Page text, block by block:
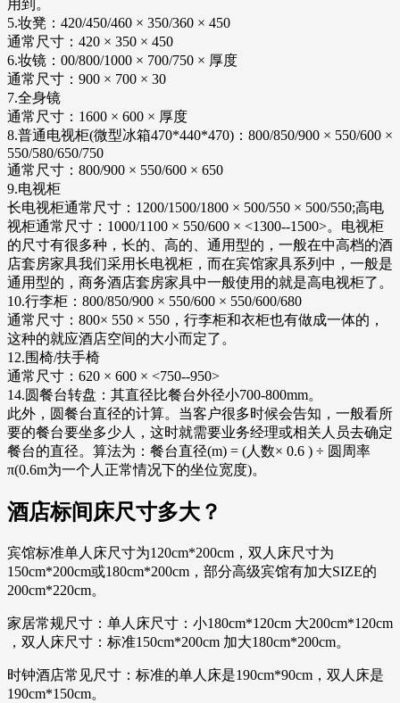
用到。
5.妆凳：420/450/460 × 350/360 × 450
通常尺寸：420 × 350 × 450
6.妆镜：00/800/1000 × 700/750 × 厚度
通常尺寸：900 × 700 × 30
7.全身镜
通常尺寸：1600 × 600 × 厚度
8.普通电视柜(微型冰箱470*440*470)：800/850/900 × 550/600 ×
550/580/650/750
通常尺寸：800/900 × 550/600 × 650
9.电视柜
长电视柜通常尺寸：1200/1500/1800 × 500/550 × 500/550;高电
视柜通常尺寸：1000/1100 × 550/600 × <1300--1500>。电视柜
的尺寸有很多种，长的、高的、通用型的，一般在中高档的酒
店套房家具我们采用长电视柜，而在宾馆家具系列中，一般是
通用型的，商务酒店套房家具中一般使用的就是高电视柜了。
10.行李柜：800/850/900 × 550/600 × 550/600/680
通常尺寸：800× 550 × 550，行李柜和衣柜也有做成一体的，
这种的就应酒店空间的大小而定了。
12.围椅/扶手椅
通常尺寸：620 × 600 × <750--950>
14.圆餐台转盘：其直径比餐台外径小700-800mm。
此外，圆餐台直径的计算。当客户很多时候会告知，一般看所
要的餐台要坐多少人，这时就需要业务经理或相关人员去确定
餐台的直径。算法为：餐台直径(m) = (人数× 0.6 ) ÷ 圆周率
π(0.6m为一个人正常情况下的坐位宽度)。
酒店标间床尺寸多大？
宾馆标准单人床尺寸为120cm*200cm，双人床尺寸为
150cm*200cm或180cm*200cm，部分高级宾馆有加大SIZE的
200cm*220cm。
家居常规尺寸：单人床尺寸：小180cm*120cm 大200cm*120cm
，双人床尺寸：标准150cm*200cm 加大180cm*200cm。
时钟酒店常见尺寸：标准的单人床是190cm*90cm，双人床是
190cm*150cm。